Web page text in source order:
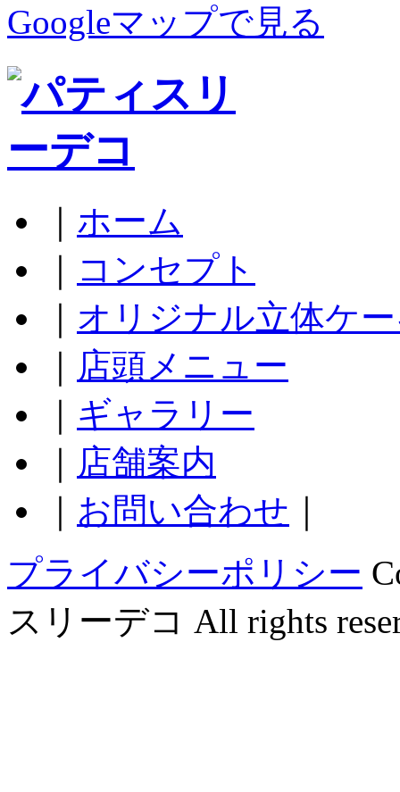
Googleマップで見る
ホーム
コンセプト
オリジナル立体ケ
店頭メニュー
ギャラリー
店舗案内
お問い合わせ
プライバシーポリシー
スリーデコ All rights